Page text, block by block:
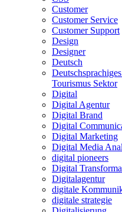
Customer
Customer Service
Customer Support
Design
Designer
Deutsch
Tourismus Sektor
Digital
Digital Agentur
Digital Brand
Digital
Digital Marketing
Digital Media
digital pioneers
Digital
Digitalagentur
digitale
digitale strategie